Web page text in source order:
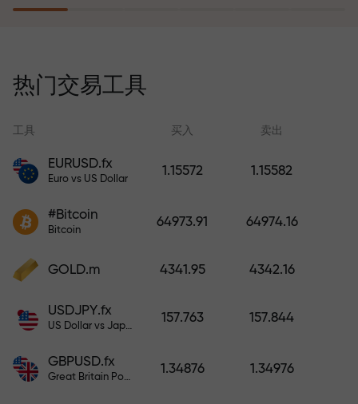
证6个月内利润增长3倍。放心交易—
您的资金受到保护！
奖金。X1000不是印刷错误。存款
热门交易工具
工具 买入 卖出
EURUSD.fx
Euro vs US Dollar
1.15572 1.15582
#Bitcoin
Bitcoin
64973.91 64974.16
GOLD.m 4341.95 4342.16
USDJPY.fx
US Dollar vs Japanese Yen
157.763 157.844
GBPUSD.fx
Great Britain Pound vs US Dollar
1.34876 1.34976